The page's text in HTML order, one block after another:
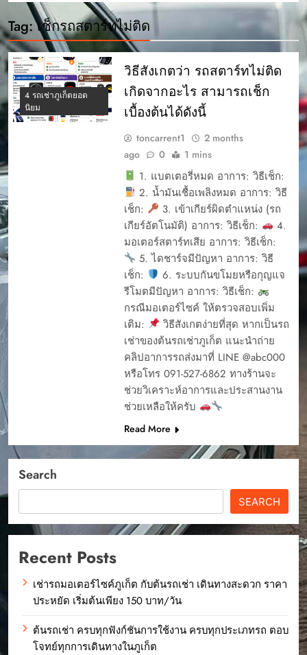
Tag:เช็กรถสตาร์ทไม่ติด
4 รถเช่าภูเก็ตยอด
นิยม
วิธีสังเกตว่า รถสตาร์ทไม่ติด
เกิดจากอะไร สามารถเช็ก
เบื้องต้นได้ดังนี้
toncarrent1
2 months
ago
0 1 mins
1. แบตเตอรี่หมด อาการ: วิธีเช็ก:
2. น้ำมันเชื้อเพลิงหมด อาการ: วิธี
เช็ก:
3. เข้าเกียร์ผิดตำแหน่ง (รถ
เกียร์อัตโนมัติ) อาการ: วิธีเช็ก:
4.
มอเตอร์สตาร์ทเสีย อาการ: วิธีเช็ก:
5. ไดชาร์จมีปัญหา อาการ: วิธี
เช็ก:
6. ระบบกันขโมยหรือกุญแจ
รีโมตมีปัญหา อาการ: วิธีเช็ก:
กรณีมอเตอร์ไซค์ ให้ตรวจสอบเพิ่ม
เติม:
วิธีสังเกตง่ายที่สุด หากเป็นรถ
เช่าของต้นรถเช่าภูเก็ต แนะนำถ่าย
คลิปอาการรถส่งมาที่ LINE @abc000
หรือโทร 091-527-6862 ทางร้านจะ
ช่วยวิเคราะห์อาการและประสานงาน
ช่วยเหลือให้ครับ
Read More
Search
SEARCH
Recent Posts
เช่ารถมอเตอร์ไซค์ภูเก็ต กับต้นรถเช่า เดินทางสะดวก ราคา
ประหยัด เริ่มต้นเพียง 150 บาท/วัน
ต้นรถเช่า ครบทุกฟังก์ชันการใช้งาน ครบทุกประเภทรถ ตอบ
โจทย์ทุกการเดินทางในภูเก็ต